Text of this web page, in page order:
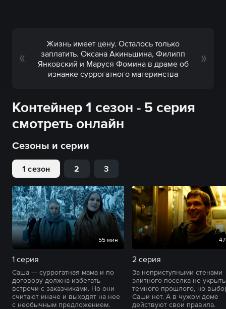
Жизнь имеет цену. Осталось только
заплатить. Оксана Акиньшина, Филипп
Янковский и Маруся Фомина в драме об
изнанке суррогатного материнства
Контейнер 1 сезон - 5 серия
смотреть онлайн
Сезоны и серии
1 сезон 2 3
55 мин
1 серия
Саша — суррогатная мама и по
договору должна избегать
встречи с заказчиками. Но они
считают иначе и выходят на нее
с необычным предложением.
2 серия
За неприступными стенами
элитного поселка не
темного прошлого, но
Саши нет. А в чужом доме
действуют свои правила.